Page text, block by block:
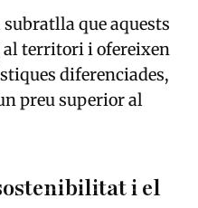
subratlla que aquests
al territori i ofereixen
diferenciades,
preu superior al
i el